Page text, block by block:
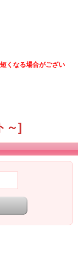
くなる場合がござい
～]